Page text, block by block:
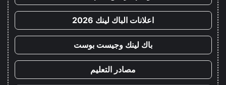
اعلانات الباك لينك 2026
باك لينك وجيست بوست
مصادر التعليم